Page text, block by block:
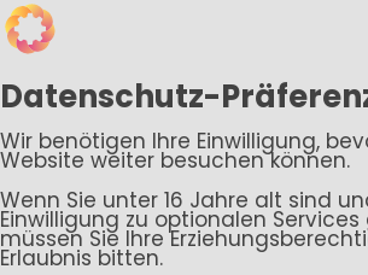
Datenschutz-
Wir benötigen Ihre Einwilligung,
Website weiter besuchen können.
Wenn Sie unter 16 Jahre alt sind
Einwilligung zu optionalen
müssen Sie Ihre
Erlaubnis bitten.